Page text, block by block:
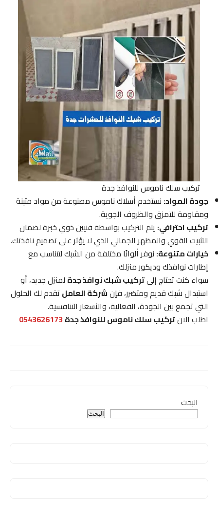
تركيب سلك ناموس للنوافذ جدة
جودة المواد:نستخدم أسلاك ناموس مصنوعة من مواد متينة
ومقاومة للتمزق والظروف الجوية.
تركيب احترافي:يتم التركيب بواسطة فنيين ذوي خبرة لضمان
التثبيت القوي والمظهر الجمالي الذي لا يؤثر على تصميم نافذتك.
خيارات متنوعة:نوفر ألوانًا مختلفة من الشبك لتتناسب مع
إطارات نوافذك وديكور منزلك.
سواء كنت تحتاج إلىتركيب شبك نوافذ جدةلمنزل جديد، أو
استبدال شبك قديم ومتضرر، فإنشركة العاملتقدم لك الحلول
التي تجمع بين الجودة، الفعالية، والأسعار التنافسية.
اطلب الانتركيب سلك ناموس للنوافذ جدة0543626173
البحث
البحث